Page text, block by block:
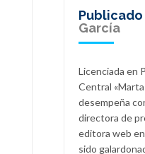
Publicado
García
Licenciada en
Central
desempeña
directora de
editora web
sido